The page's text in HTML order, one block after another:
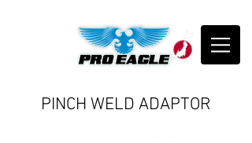
PINCH WELD ADAPTOR